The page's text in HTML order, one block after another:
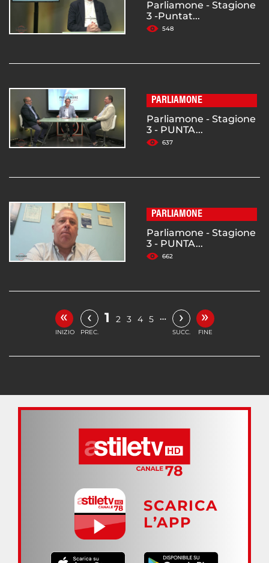
Parliamone - Stagione
3 -Puntat...
548
PARLIAMONE
Parliamone - Stagione
3 - PUNTA...
637
PARLIAMONE
Parliamone - Stagione
3 - PUNTA...
662
«
INIZIO
‹
PREC.
1 2 3 4 5 … ›
SUCC.
»
FINE
SCARICA
L’APP